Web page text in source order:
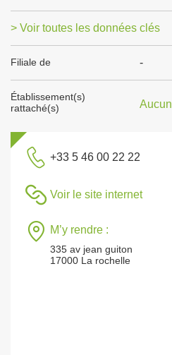
> Voir toutes les données clés
Filiale de -
Établissement(s)
rattaché(s)
Aucun
+33 5 46 00 22 22
Voir le site internet
M’y rendre :
335 av jean guiton
17000 La rochelle